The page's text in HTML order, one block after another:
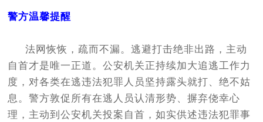
警方温馨提醒
法网恢恢，疏而不漏。逃避打击绝非出路，主动
自首才是唯一正道。公安机关正持续加大追逃工作力
度，对各类在逃违法犯罪人员坚持露头就打、绝不姑
息。警方敦促所有在逃人员认清形势、摒弃侥幸心
理，主动到公安机关投案自首，如实供述违法犯罪事